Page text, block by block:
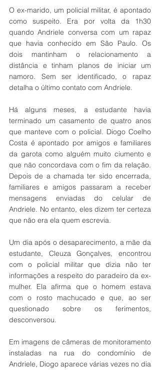
O ex-marido, um policial militar, é apontado
como suspeito. Era por volta da 1h30
quando Andriele conversa com um rapaz
que havia conhecido em São Paulo. Os
dois mantinham o relacionamento a
distância e tinham planos de iniciar um
namoro. Sem ser identificado, o rapaz
detalha o último contato com Andriele.
Há alguns meses, a estudante havia
terminado um casamento de quatro anos
que manteve com o policial. Diogo Coelho
Costa é apontado por amigos e familiares
da garota como alguém muito ciumento e
que não concordava com o fim da relação.
Depois de a chamada ter sido encerrada,
familiares e amigos passaram a receber
mensagens enviadas do celular de
Andriele. No entanto, eles dizem ter certeza
que não era ela quem escrevia.
Um dia após o desaparecimento, a mãe da
estudante, Cleuza Gonçalves, encontrou
com o policial militar que dizia não ter
informações a respeito do paradeiro da ex-
mulher. Ela afirma que o homem estava
com o rosto machucado e que, ao ser
questionado sobre os ferimentos,
desconversou.
Em imagens de câmeras de monitoramento
instaladas na rua do condomínio de
Andriele, Diogo aparece várias vezes no dia